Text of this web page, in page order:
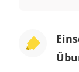
Waldemar
natürlich